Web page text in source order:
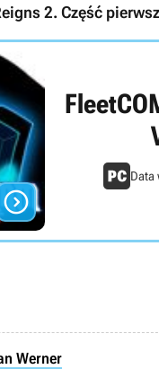
2. Część

Data
Werner